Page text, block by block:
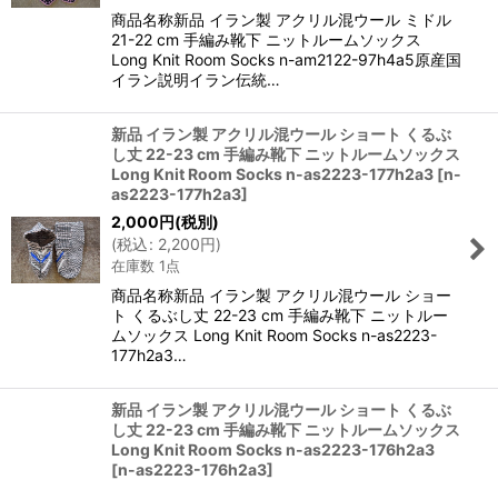
商品名称新品 イラン製 アクリル混ウール ミドル
21-22 cm 手編み靴下 ニットルームソックス
Long Knit Room Socks n-am2122-97h4a5原産国
イラン説明イラン伝統…
新品 イラン製 アクリル混ウール ショート くるぶ
し丈 22-23 cm 手編み靴下 ニットルームソックス
Long Knit Room Socks n-as2223-177h2a3 [n-
as2223-177h2a3]
2,000円(税別)
(税込: 2,200円)
在庫数 1点
商品名称新品 イラン製 アクリル混ウール ショー
ト くるぶし丈 22-23 cm 手編み靴下 ニットルー
ムソックス Long Knit Room Socks n-as2223-
177h2a3…
新品 イラン製 アクリル混ウール ショート くるぶ
し丈 22-23 cm 手編み靴下 ニットルームソックス
Long Knit Room Socks n-as2223-176h2a3
[n-as2223-176h2a3]